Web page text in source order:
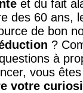
et du fait
des 60 ans,
de bon
?
à
vous
votre